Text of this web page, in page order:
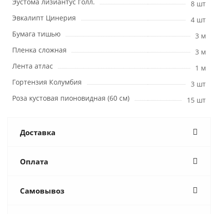
8 шт
Эвкалипт Цинерия
4 шт
Бумага тишью
3 м
Пленка сложная
3 м
Лента атлас
1 м
Гортензия Колумбия
3 шт
Роза кустовая пионовидная (60 см)
15 шт
Доставка
Оплата
Самовывоз